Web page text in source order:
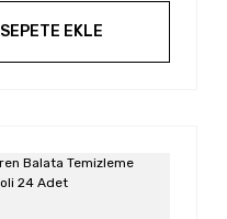
SEPETE EKLE